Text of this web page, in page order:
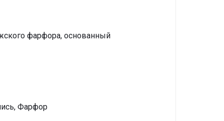
фарфора, основанный
Фарфор